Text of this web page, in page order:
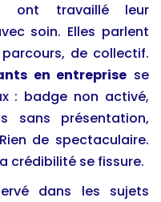
ont travaillé leur
soin. Elles parlent
de collectif.
en entreprise se
: badge non activé,
sans présentation,
de spectaculaire.
crédibilité se fissure.
dans les sujets